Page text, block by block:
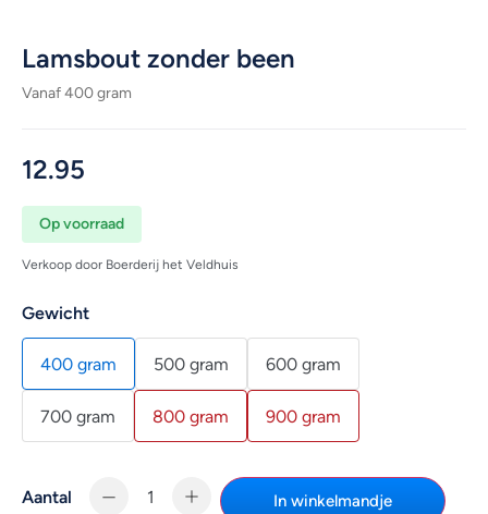
Lamsbout zonder been
Vanaf 400 gram
12.95
Op voorraad
Verkoop door Boerderij het Veldhuis
Gewicht
400 gram 500 gram 600 gram
700 gram 800 gram 900 gram
Aantal In winkelmandje